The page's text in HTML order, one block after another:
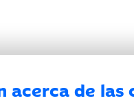
acerca de las